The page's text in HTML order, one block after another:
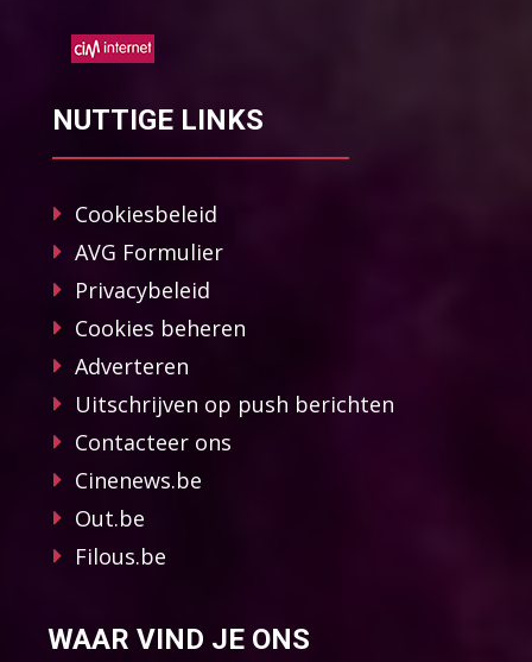
NUTTIGE LINKS
Cookiesbeleid
AVG Formulier
Privacybeleid
Cookies beheren
Adverteren
Uitschrijven op push berichten
Contacteer ons
Cinenews.be
Out.be
Filous.be
WAAR VIND JE ONS